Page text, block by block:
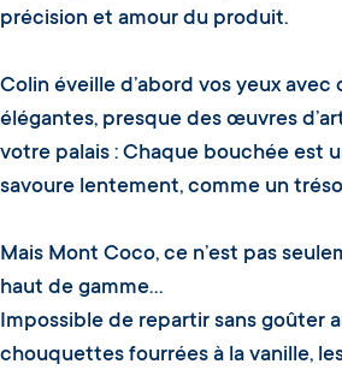
précision et amour du produit.
Colin éveille d’abord vos yeux avec
élégantes, presque des œuvres
votre palais : Chaque bouchée est
savoure lentement, comme un
Mais Mont Coco, ce n’est pas
haut de gamme…
Impossible de repartir sans goûter
chouquettes fourrées à la vanille,